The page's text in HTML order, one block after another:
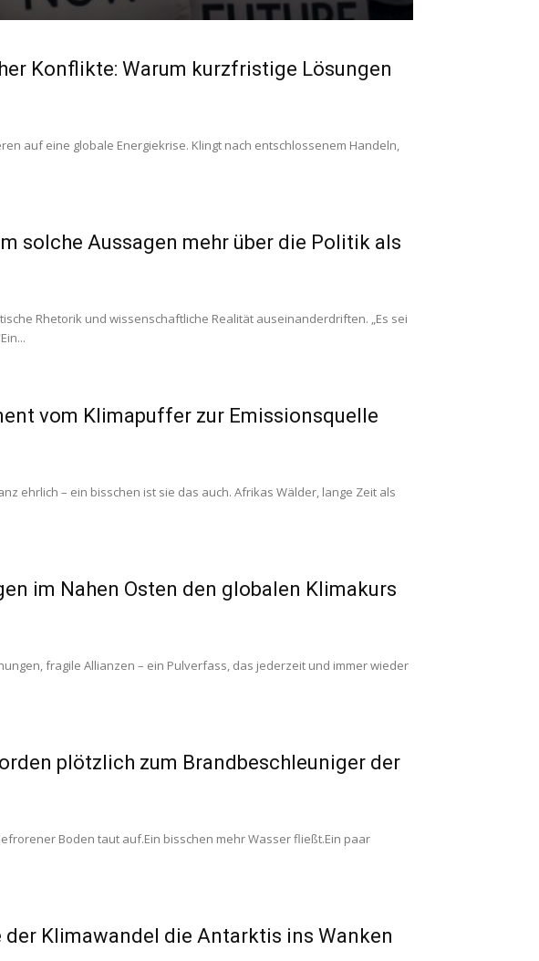
Konflikte: Warum kurzfristige Lösungen
auf eine globale Energiekrise. Klingt nach entschlossenem Handeln,
solche Aussagen mehr über die Politik als
Rhetorik und wissenschaftliche Realität auseinanderdriften. „Es sei
vom Klimapuffer zur Emissionsquelle
ehrlich – ein bisschen ist sie das auch. Afrikas Wälder, lange Zeit als
im Nahen Osten den globalen Klimakurs
fragile Allianzen – ein Pulverfass, das jederzeit und immer wieder
plötzlich zum Brandbeschleuniger der
Boden taut auf.Ein bisschen mehr Wasser fließt.Ein paar
Klimawandel die Antarktis ins Wanken